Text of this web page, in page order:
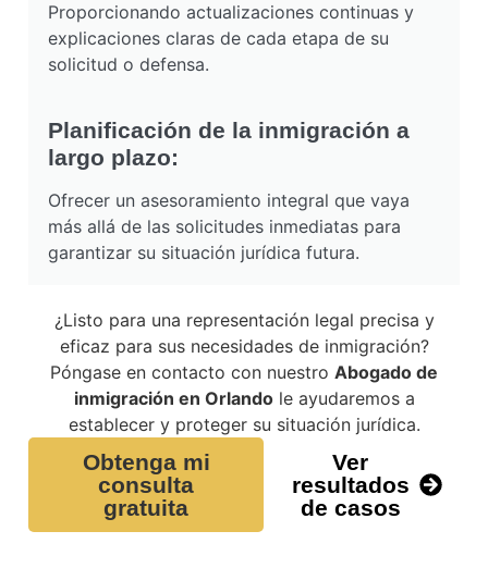
Proporcionando actualizaciones continuas y
explicaciones claras de cada etapa de su
solicitud o defensa.
Planificación de la inmigración a
largo plazo:
Ofrecer un asesoramiento integral que vaya
más allá de las solicitudes inmediatas para
garantizar su situación jurídica futura.
¿Listo para una representación legal precisa y
eficaz para sus necesidades de inmigración?
Póngase en contacto con nuestro Abogado de
inmigración en Orlandole ayudaremos a
establecer y proteger su situación jurídica.
Obtenga mi
consulta
gratuita
Ver
resultados
de casos